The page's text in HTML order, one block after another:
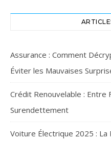
Assurance : Comment
Éviter les Mauvaises
Crédit Renouvelable : Entre
Surendettement
Voiture Électrique 2025 :